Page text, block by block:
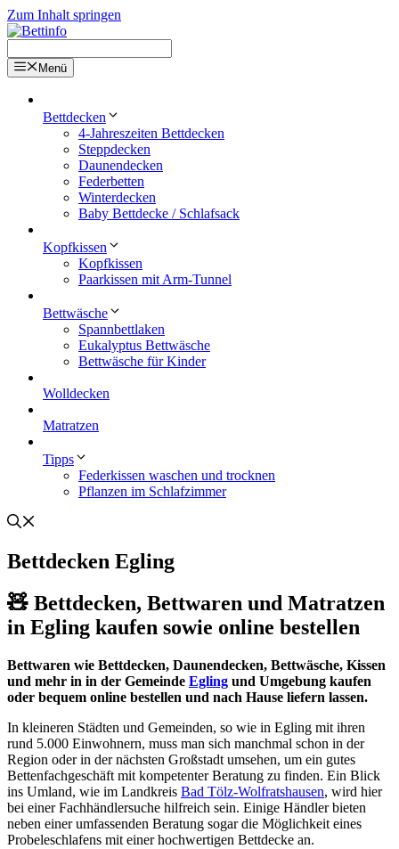
Zum Inhalt springen
Menü
Bettdecken
4-Jahreszeiten Bettdecken
Steppdecken
Daunendecken
Federbetten
Winterdecken
Baby Bettdecke / Schlafsack
Kopfkissen
Kopfkissen
Paarkissen mit Arm-Tunnel
Bettwäsche
Spannbettlaken
Eukalyptus Bettwäsche
Bettwäsche für Kinder
Wolldecken
Matratzen
Tipps
Federkissen waschen und trocknen
Pflanzen im Schlafzimmer
Bettdecken Egling
🧸 Bettdecken, Bettwaren und Matratzen
in Egling kaufen sowie online bestellen
Bettwaren wie Bettdecken, Daunendecken, Bettwäsche, Kissen
und mehr in in der Gemeinde Egling und Umgebung kaufen
oder bequem online bestellen und nach Hause liefern lassen.
In kleineren Städten und Gemeinden, so wie in Egling mit ihren
rund 5.000 Einwohnern, muss man sich manchmal schon in der
Region oder in der nächsten Großstadt umsehen, um ein gutes
Bettenfachgeschäft mit kompetenter Beratung zu finden. Ein Blick
ins Umland, wie im Landkreis Bad Tölz-Wolfratshausen, wird hier
bei einer Fachhändlersuche hilfreich sein. Einige Händler bieten
neben einer umfassenden Beratung sogar die Möglichkeit eines
Probeleschlafens mit einer hochwertigen Bettdecke an.